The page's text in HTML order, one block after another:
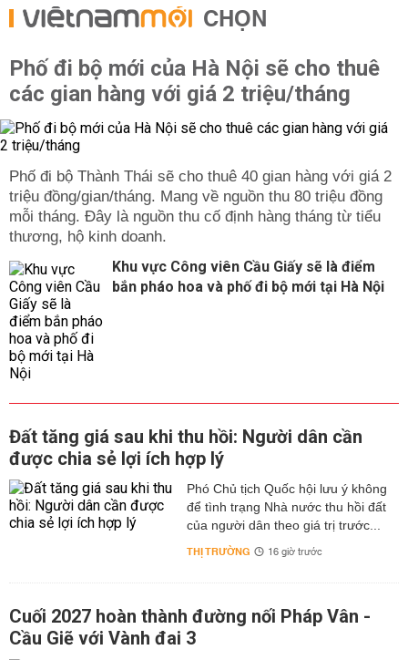
CHỌN
Phố đi bộ mới của Hà Nội sẽ cho thuê
các gian hàng với giá 2 triệu/tháng
Phố đi bộ Thành Thái sẽ cho thuê 40 gian hàng với giá 2
triệu đồng/gian/tháng. Mang về nguồn thu 80 triệu đồng
mỗi tháng. Đây là nguồn thu cố định hàng tháng từ tiểu
thương, hộ kinh doanh.
Khu vực Công viên Cầu Giấy sẽ là điểm
bắn pháo hoa và phố đi bộ mới tại Hà Nội
Đất tăng giá sau khi thu hồi: Người dân cần
được chia sẻ lợi ích hợp lý
Phó Chủ tịch Quốc hội lưu ý không
để tình trạng Nhà nước thu hồi đất
của người dân theo giá trị trước...
THỊ TRƯỜNG 16 giờ trước
Cuối 2027 hoàn thành đường nối Pháp Vân -
Cầu Giẽ với Vành đai 3